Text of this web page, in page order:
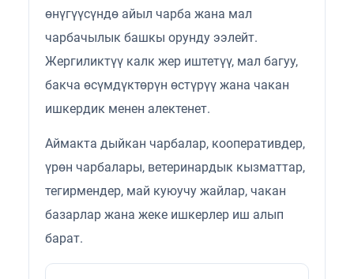
өнүгүүсүндө айыл чарба жана мал
чарбачылык башкы орунду ээлейт.
Жергиликтүү калк жер иштетүү, мал багуу,
бакча өсүмдүктөрүн өстүрүү жана чакан
ишкердик менен алектенет.
Аймакта дыйкан чарбалар, кооперативдер,
үрөн чарбалары, ветеринардык кызматтар,
тегирмендер, май куюучу жайлар, чакан
базарлар жана жеке ишкерлер иш алып
барат.